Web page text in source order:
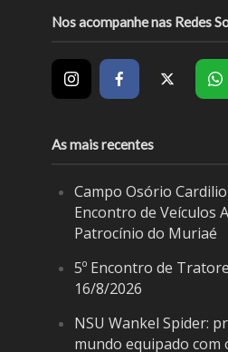
Nos acompanhe nas Redes
As mais recentes
Campo Osório
Encontro de Veículos
Patrocínio do Muriaé
5º Encontro de
16/8/2026
NSU Wankel Spider:
mundo equipado